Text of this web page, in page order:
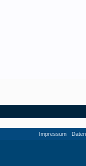
Impressum